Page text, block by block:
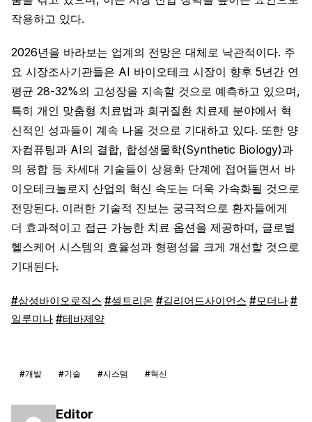
작용하고 있다.
2026년을 바라보는 업계의 전망은 대체로 낙관적이다. 주
요 시장조사기관들은 AI 바이오테크 시장이 향후 5년간 연
평균 28-32%의 고성장을 지속할 것으로 예측하고 있으며,
특히 개인 맞춤형 치료법과 희귀질환 치료제 분야에서 혁
신적인 성과들이 계속 나올 것으로 기대하고 있다. 또한 양
자컴퓨팅과 AI의 결합, 합성생물학(Synthetic Biology)과
의 융합 등 차세대 기술들이 상용화 단계에 접어들면서 바
이오테크놀로지 산업의 혁신 속도는 더욱 가속화될 것으로
전망된다. 이러한 기술적 진보는 궁극적으로 환자들에게
더 효과적이고 접근 가능한 치료 옵션을 제공하며, 글로벌
헬스케어 시스템의 효율성과 형평성을 크게 개선할 것으로
기대된다.
#삼성바이오로직스 #셀트리온 #길리어드사이언스 #모더나 #
일루미나 #테바제약
#개발 #기술 #시스템 #혁신
Editor